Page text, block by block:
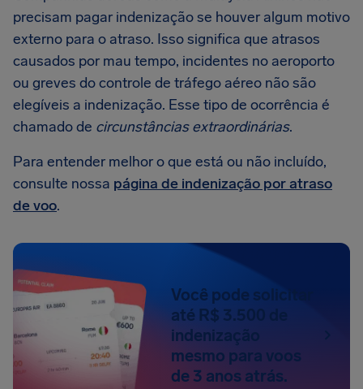
precisam pagar indenização se houver algum motivo
externo para o atraso. Isso significa que atrasos
causados por mau tempo, incidentes no aeroporto
ou greves do controle de tráfego aéreo não são
elegíveis a indenização. Esse tipo de ocorrência é
chamado de circunstâncias extraordinárias.
Para entender melhor o que está ou não incluído,
consulte nossa página de indenização por atraso
de voo.
Você pode solicitar
até R$ 3.500 de
indenização
mesmo para voos
de 3 anos atrás.